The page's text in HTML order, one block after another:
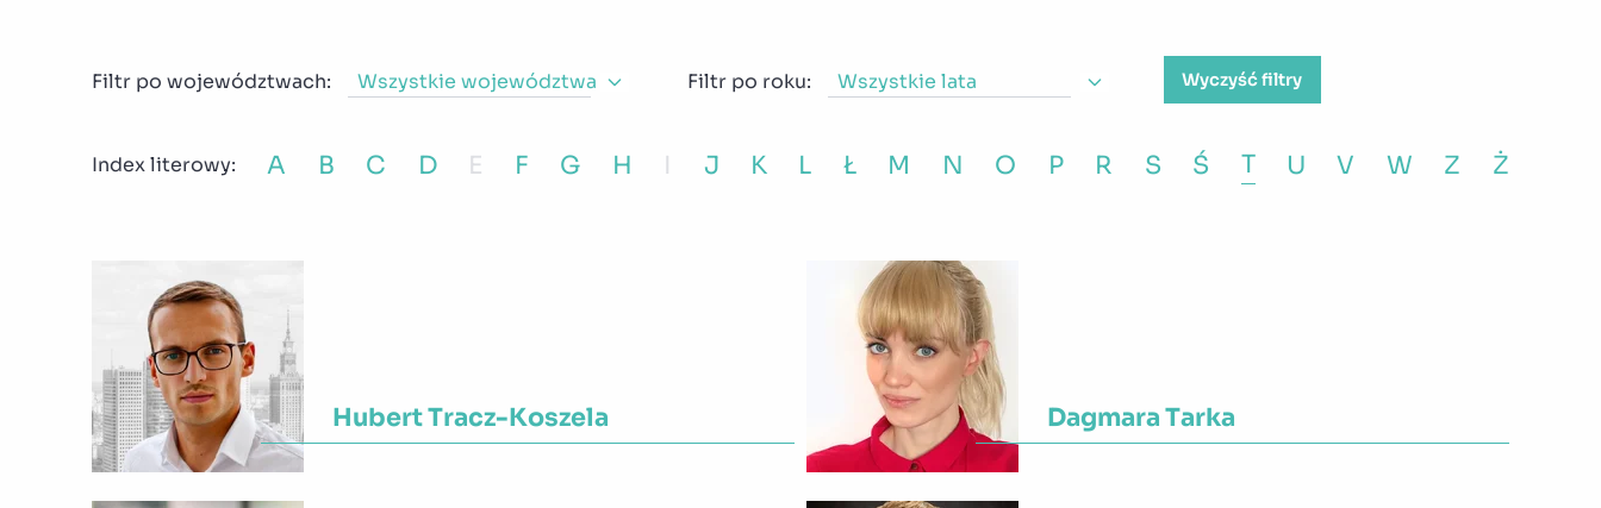
Filtr po województwach: Wszystkie województwa Filtr po roku: Wszystkie lata Wyczyść filtry
Index literowy: A B C D E F G H I J K L Ł M N O P R S Ś T U V W Z Ż
Hubert Tracz-Koszela Dagmara Tarka